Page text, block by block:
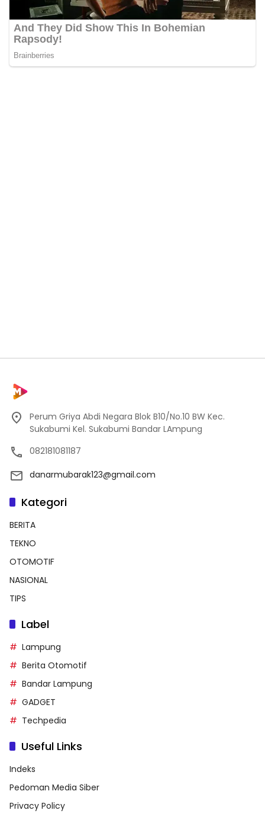
Perum Griya Abdi Negara Blok B10/No.10 BW Kec.
Sukabumi Kel. Sukabumi Bandar LAmpung
082181081187
danarmubarak123@gmail.com
Kategori
BERITA
TEKNO
OTOMOTIF
NASIONAL
TIPS
Label
Lampung
Berita Otomotif
Bandar Lampung
GADGET
Techpedia
Useful Links
Indeks
Pedoman Media Siber
Privacy Policy